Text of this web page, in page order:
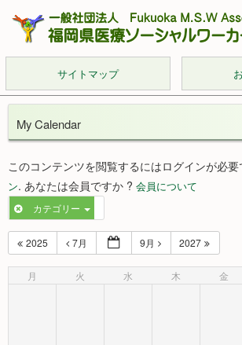
サイトマップ
My Calendar
このコンテンツを閲覧するにはログインが必
ン. あなたは会員ですか ? 会員について
カテゴリー
2025 7月 9月 2027
月 火 水 木 金